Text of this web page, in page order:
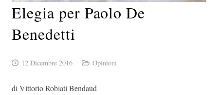
Elegia per Paolo De
Benedetti
12 Dicembre 2016 Opinioni
di Vittorio Robiati Bendaud